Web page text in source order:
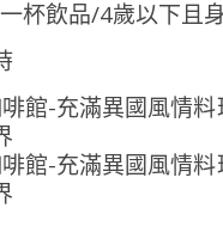
杯飲品/4歲以下且